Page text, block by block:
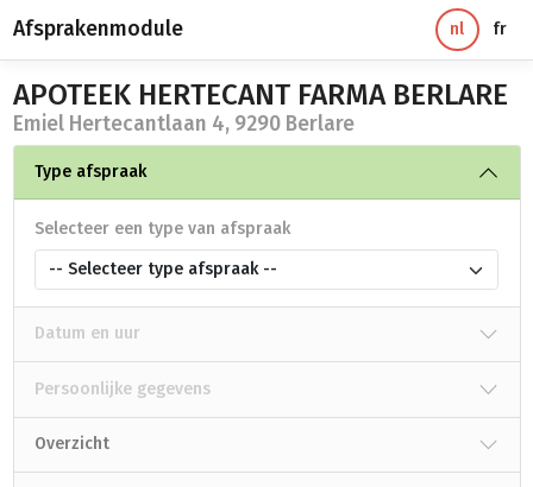
Afsprakenmodule nl fr
APOTEEK HERTECANT FARMA BERLARE
Emiel Hertecantlaan 4, 9290 Berlare
Type afspraak
Selecteer een type van afspraak
-- Selecteer type afspraak --
Datum en uur
Persoonlijke gegevens
Overzicht